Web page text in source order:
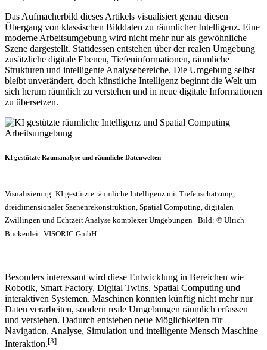
Das Aufmacherbild dieses Artikels visualisiert genau diesen
Übergang von klassischen Bilddaten zu räumlicher Intelligenz. Eine
moderne Arbeitsumgebung wird nicht mehr nur als gewöhnliche
Szene dargestellt. Stattdessen entstehen über der realen Umgebung
zusätzliche digitale Ebenen, Tiefeninformationen, räumliche
Strukturen und intelligente Analysebereiche. Die Umgebung selbst
bleibt unverändert, doch künstliche Intelligenz beginnt die Welt um
sich herum räumlich zu verstehen und in neue digitale Informationen
zu übersetzen.
KI gestützte Raumanalyse und räumliche Datenwelten
Visualisierung: KI gestützte räumliche Intelligenz mit Tiefenschätzung,
dreidimensionaler Szenenrekonstruktion, Spatial Computing, digitalen
Zwillingen und Echtzeit Analyse komplexer Umgebungen | Bild: © Ulrich
Buckenlei | VISORIC GmbH
Besonders interessant wird diese Entwicklung in Bereichen wie
Robotik, Smart Factory, Digital Twins, Spatial Computing und
interaktiven Systemen. Maschinen könnten künftig nicht mehr nur
Daten verarbeiten, sondern reale Umgebungen räumlich erfassen
und verstehen. Dadurch entstehen neue Möglichkeiten für
Navigation, Analyse, Simulation und intelligente Mensch Maschine
Interaktion.[3]